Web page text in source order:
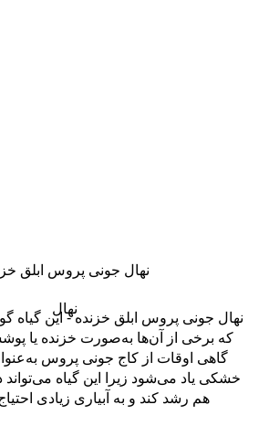
نهال جونی پروس ابلق
نهال
نهال جونی پروس ابلق خزنده - این گیاه
که برخی از آن‌ها به‌صورت خزنده یا
گاهی اوقات از کاج جونی پروس
خشکی یاد می‌شود زیرا این گیاه می‌تواند
هم رشد کند و به آبیاری زیادی